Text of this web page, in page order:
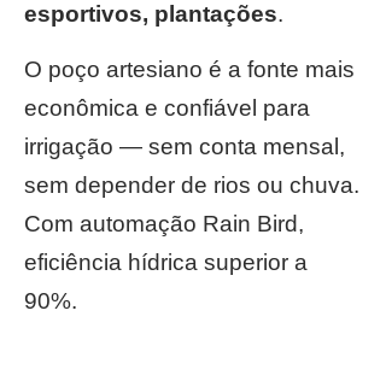
esportivos, plantações.
O poço artesiano é a fonte mais
econômica e confiável para
irrigação — sem conta mensal,
sem depender de rios ou chuva.
Com automação Rain Bird,
eficiência hídrica superior a
90%.